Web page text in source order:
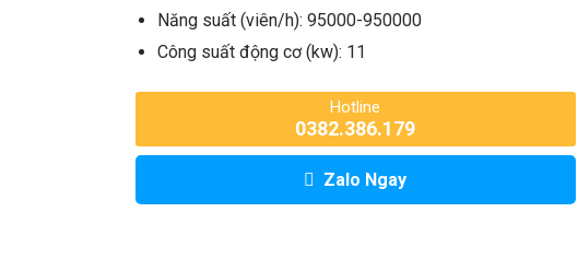
Năng suất (viên/h): 95000-950000
Công suất động cơ (kw): 11
Hotline
0382.386.179
Zalo Ngay